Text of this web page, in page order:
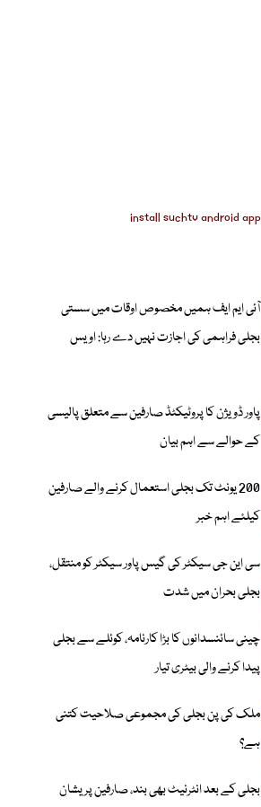
آئی ایم ایف ہمیں مخصوص اوقات میں سستی
بجلی فراہمی کی اجازت نہیں دے رہا: اویس
پاور ڈویژن کا پروٹیکٹڈ صارفین سے متعلق پالیسی
کے حوالے سے اہم بیان
200 یونٹ تک بجلی استعمال کرنے والے صارفین
کیلئے اہم خبر
سی این جی سیکٹر کی گیس پاور سیکٹر کو منتقل،
بجلی بحران میں شدت
چینی سائنسدانوں کا بڑا کارنامہ، کوئلے سے بجلی
پیدا کرنے والی بیٹری تیار
ملک کی پن بجلی کی مجموعی صلاحیت کتنی
ہے؟
بجلی کے بعد انٹرنیٹ بھی بند، صارفین پریشان